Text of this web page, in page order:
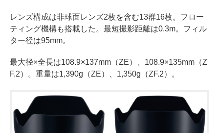
レンズ構成は非球面レンズ2枚を含む13群16枚。フロー
ティング機構も搭載した。最短撮影距離は0.3m。フィル
ター径は95mm。
最大径×全長は108.9×137mm（ZE）、108.9×135mm（Z
F.2）。重量は1,390g（ZE）、1,350g（ZF.2）。